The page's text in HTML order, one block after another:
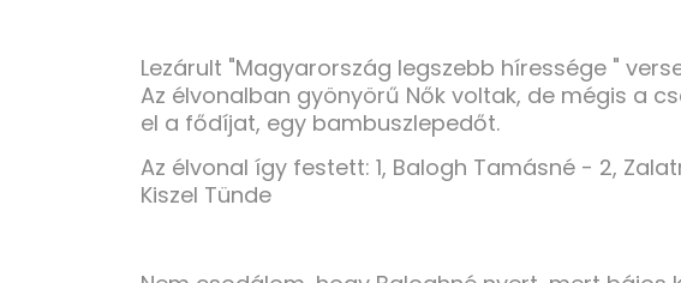
Lezárult "Magyarország legszebb híressége "
Az élvonalban gyönyörű Nők voltak, de mégis a
el a fődíjat, egy bambuszlepedőt.
Az élvonal így festett: 1, Balogh Tamásné - 2,
Kiszel Tünde